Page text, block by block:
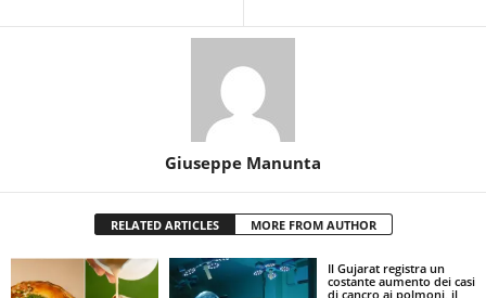
Giuseppe Manunta
RELATED ARTICLES MORE FROM AUTHOR
Il Gujarat registra un
costante aumento dei casi
di cancro ai polmoni, il